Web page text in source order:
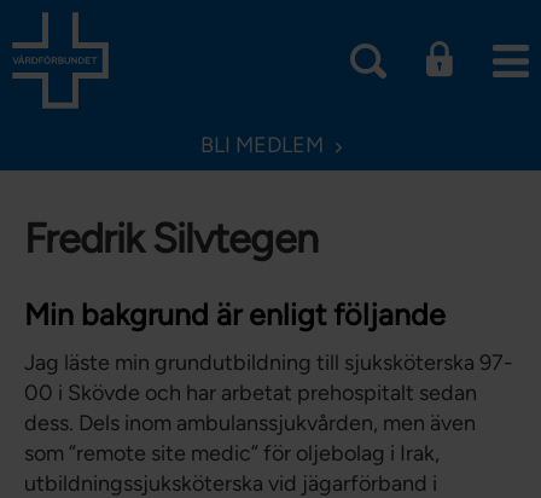
BLI MEDLEM
Fredrik Silvtegen
Min bakgrund är enligt följande
Jag läste min grundutbildning till sjuksköterska 97-
00 i Skövde och har arbetat prehospitalt sedan
dess. Dels inom ambulanssjukvården, men även
som ”remote site medic” för oljebolag i Irak,
utbildningssjuksköterska vid jägarförband i